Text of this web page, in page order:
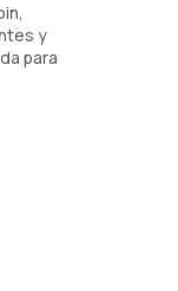
y
para